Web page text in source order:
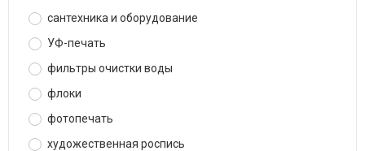
сантехника и оборудование
УФ-печать
фильтры очистки воды
флоки
фотопечать
художественная роспись